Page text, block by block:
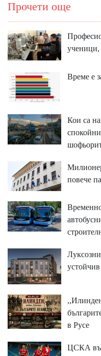
Прочети още
ученици,
Време е
Кои са
повече
в Русе
ЦСКА